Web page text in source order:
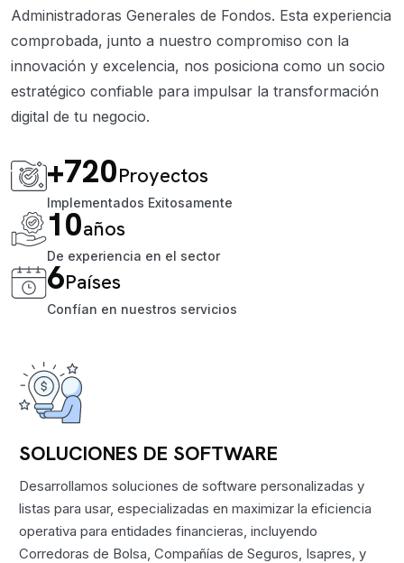
Administradoras Generales de Fondos. Esta experiencia
comprobada, junto a nuestro compromiso con la
innovación y excelencia, nos posiciona como un socio
estratégico confiable para impulsar la transformación
digital de tu negocio.
+720Proyectos
Implementados Exitosamente
10años
De experiencia en el sector
6Países
Confían en nuestros servicios
SOLUCIONES DE SOFTWARE
Desarrollamos soluciones de software personalizadas y
listas para usar, especializadas en maximizar la eficiencia
operativa para entidades financieras, incluyendo
Corredoras de Bolsa, Compañías de Seguros, Isapres, y